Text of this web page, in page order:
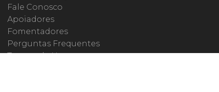
Fale Conosco
Apoiadores
Fomentadores
Perguntas Frequentes
Termos de Uso